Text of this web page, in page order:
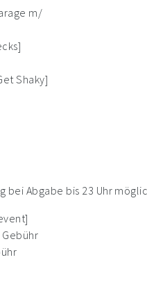
m/
Shaky]
bei Abgabe bis 23 Uhr
Gebühr